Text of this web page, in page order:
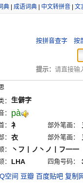
典| 成语词典| 中文转拼音| 文
按拼音查字 按
提示： 请直接输
： 生僻字
： pà
： 衤 部外笔画：
： 衣 部外笔画：
： 丶フ丨ノ丶ノ丨フ一一
： LHA 四角号码：
空间 豆瓣 百度贴吧 复制